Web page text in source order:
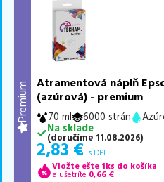
Premium
Atramentová náplň
(azúrová) - premium
70 ml 6000 strán
Na sklade
(doručíme 11.08.2026)
2,83 € s DPH
Vložte ešte 1ks do košíka
a ušetríte 0,66 €